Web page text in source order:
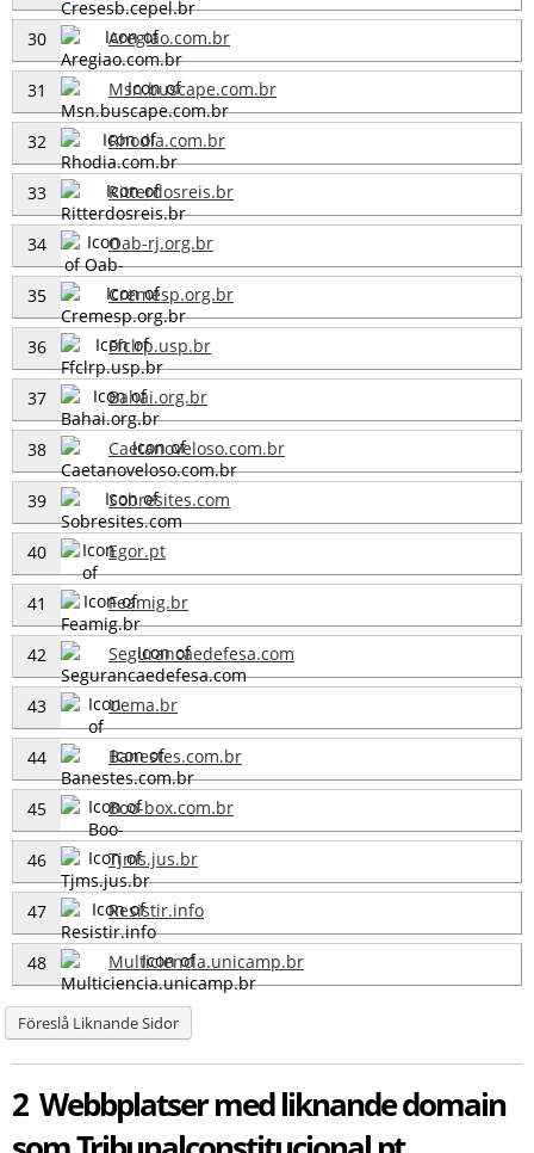
30 Aregiao.com.br
31 Msn.buscape.com.br
32 Rhodia.com.br
33 Ritterdosreis.br
34 Oab-rj.org.br
35 Cremesp.org.br
36 Ffclrp.usp.br
37 Bahai.org.br
38 Caetanoveloso.com.br
39 Sobresites.com
40 Egor.pt
41 Feamig.br
42 Segurancaedefesa.com
43 Uema.br
44 Banestes.com.br
45 Boo-box.com.br
46 Tjms.jus.br
47 Resistir.info
48 Multiciencia.unicamp.br
Föreslå Liknande Sidor
2 Webbplatser med liknande domain